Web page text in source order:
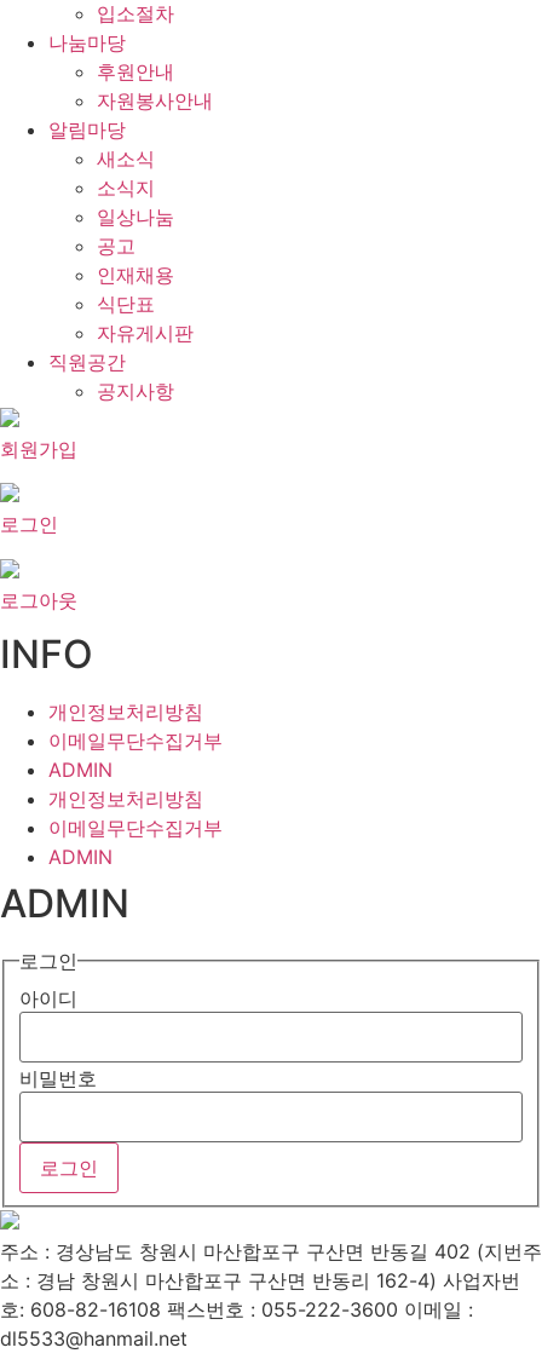
입소절차
나눔마당
후원안내
자원봉사안내
알림마당
새소식
소식지
일상나눔
공고
인재채용
식단표
자유게시판
직원공간
공지사항
회원가입
로그인
로그아웃
INFO
개인정보처리방침
이메일무단수집거부
ADMIN
개인정보처리방침
이메일무단수집거부
ADMIN
ADMIN
로그인
아이디
비밀번호
주소 : 경상남도 창원시 마산합포구 구산면 반동길 402 (지번주
소 : 경남 창원시 마산합포구 구산면 반동리 162-4) 사업자번
호: 608-82-16108 팩스번호 : 055-222-3600 이메일 :
dl5533@hanmail.net